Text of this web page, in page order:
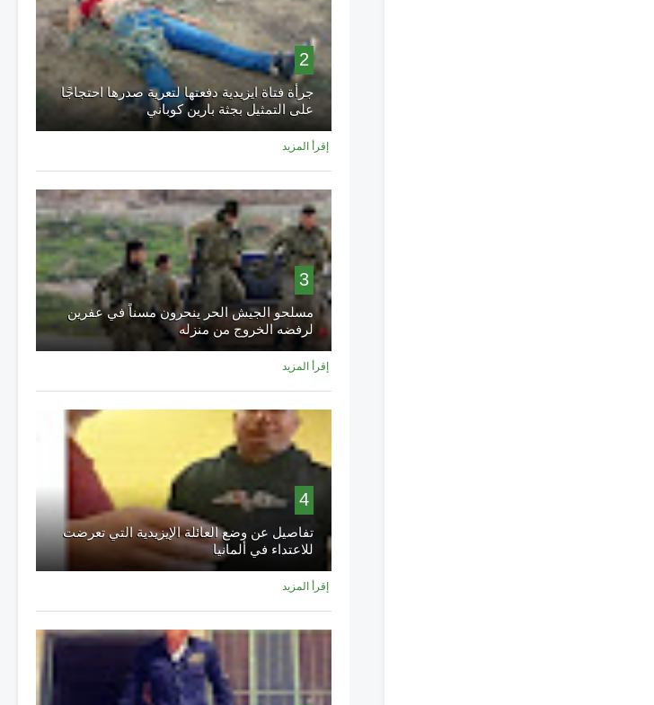
2
جرأة فتاة ايزيدية دفعتها لتعرية صدرها احتجاجًا
على التمثيل بجثة بارين كوباني
إقرأ المزيد
3
مسلحو الجيش الحر ينحرون مسناً في عفرين
لرفضه الخروج من منزله
إقرأ المزيد
4
تفاصيل عن وضع العائلة الإيزيدية التي تعرضت
للاعتداء في ألمانيا
إقرأ المزيد